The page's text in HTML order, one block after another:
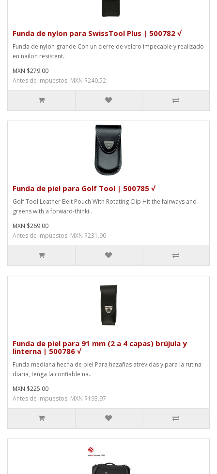
Funda de nylon para SwissTool Plus | 500782 √
Funda de nylon grande Con un cierre de velcro impecable y realizado
en nailon resistent..
MXN $279.00
Antes de impuestos: MXN $240.52
Funda de piel para Golf Tool | 500785 √
Golf Tool Leather Belt Pouch With Rotating Clip Hit the fairways and
greens with a forward-thinki..
MXN $269.00
Antes de impuestos: MXN $231.90
Funda de piel para 91 mm (2 a 4 capas) brújula y
linterna | 500786 √
Funda mediana hecha de piel Para hazañas atrevidas y para la rutina
diaria, tenga la confiable na..
MXN $225.00
Antes de impuestos: MXN $193.97